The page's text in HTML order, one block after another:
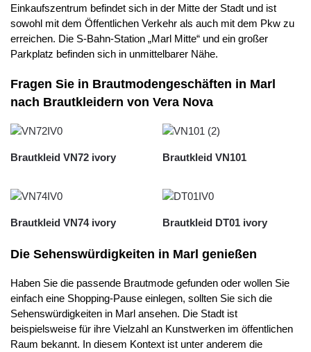
Einkaufszentrum befindet sich in der Mitte der Stadt und ist
sowohl mit dem Öffentlichen Verkehr als auch mit dem Pkw zu
erreichen. Die S-Bahn-Station „Marl Mitte“ und ein großer
Parkplatz befinden sich in unmittelbarer Nähe.
Fragen Sie in Brautmodengeschäften in Marl
nach Brautkleidern von Vera Nova
Brautkleid VN72 ivory Brautkleid VN101
Brautkleid VN74 ivory Brautkleid DT01 ivory
Die Sehenswürdigkeiten in Marl genießen
Haben Sie die passende Brautmode gefunden oder wollen Sie
einfach eine Shopping-Pause einlegen, sollten Sie sich die
Sehenswürdigkeiten in Marl ansehen. Die Stadt ist
beispielsweise für ihre Vielzahl an Kunstwerken im öffentlichen
Raum bekannt. In diesem Kontext ist unter anderem die